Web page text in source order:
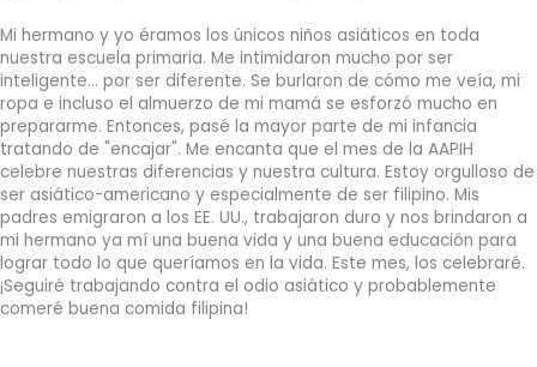
Mi hermano y yo éramos los únicos niños asiáticos en toda
nuestra escuela primaria. Me intimidaron mucho por ser
inteligente... por ser diferente. Se burlaron de cómo me veía, mi
ropa e incluso el almuerzo de mi mamá se esforzó mucho en
prepararme. Entonces, pasé la mayor parte de mi infancia
tratando de "encajar". Me encanta que el mes de la AAPIH
celebre nuestras diferencias y nuestra cultura. Estoy orgulloso de
ser asiático-americano y especialmente de ser filipino. Mis
padres emigraron a los EE. UU., trabajaron duro y nos brindaron a
mi hermano ya mí una buena vida y una buena educación para
lograr todo lo que queríamos en la vida. Este mes, los celebraré.
¡Seguiré trabajando contra el odio asiático y probablemente
comeré buena comida filipina!